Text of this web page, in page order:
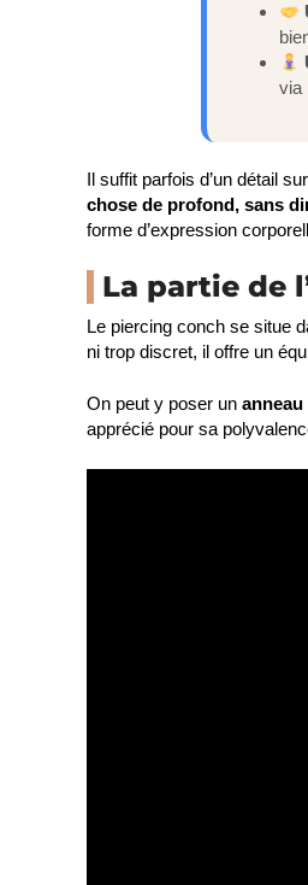
via
Il suffit parfois d’un détail
chose de profond, sans
forme d’expression
La partie de
Le piercing conch se situe
ni trop discret, il offre un
On peut y poser un
apprécié pour sa